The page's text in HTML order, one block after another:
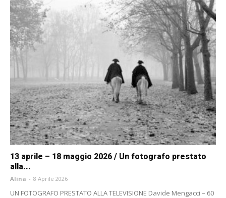
13 aprile – 18 maggio 2026 / Un fotografo prestato
alla...
Alina - 8 Aprile 2026
UN FOTOGRAFO PRESTATO ALLA TELEVISIONE Davide Mengacci – 60